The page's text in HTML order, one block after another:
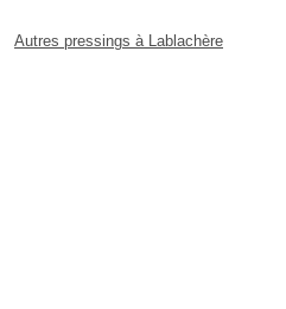
Autres pressings à Lablachère